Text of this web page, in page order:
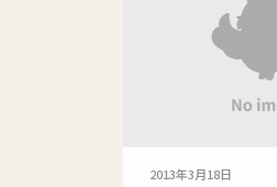
2013年3月18日